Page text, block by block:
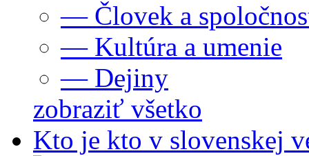
— Človek a
— Kultúra a umenie
— Dejiny
zobraziť všetko
Kto je kto v slovenskej